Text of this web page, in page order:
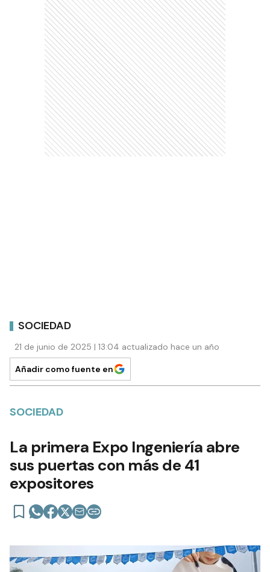
SOCIEDAD
21 de junio de 2025 | 13:04 actualizado hace un año
Añadir como fuente en
SOCIEDAD
La primera Expo Ingeniería abre
sus puertas con más de 41
expositores